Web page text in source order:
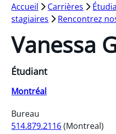
Accueil Carrières
stagiaires
Rencontrez
Vanessa
Étudiant
Montréal
Bureau
514.879.2116(Montreal)